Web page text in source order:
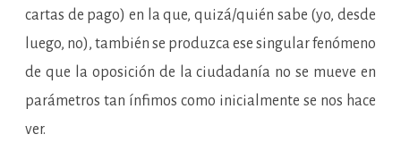
cartas de pago) en la que, quizá/quién sabe (yo, desde
luego, no), también se produzca ese singular fenómeno
de que la oposición de la ciudadanía no se mueve en
parámetros tan ínfimos como inicialmente se nos hace
ver.